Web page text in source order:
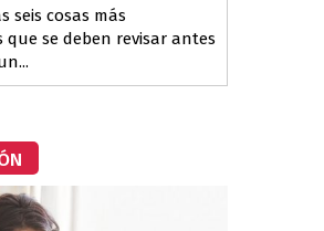
seis cosas más
se deben revisar antes